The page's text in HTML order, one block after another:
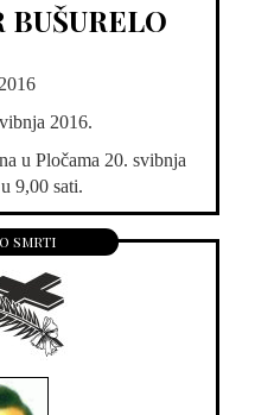
BUŠURELO
2016.
u Pločama 20. svibnja
9,00 sati.
smrti